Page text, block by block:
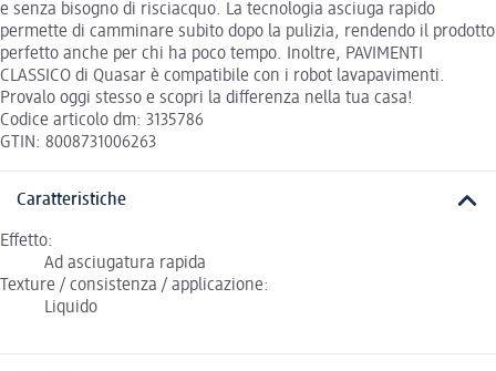
e senza bisogno di risciacquo. La tecnologia asciuga rapido
permette di camminare subito dopo la pulizia, rendendo il prodotto
perfetto anche per chi ha poco tempo. Inoltre, PAVIMENTI
CLASSICO di Quasar è compatibile con i robot lavapavimenti.
Provalo oggi stesso e scopri la differenza nella tua casa!
Codice articolo dm: 3135786
GTIN: 8008731006263
Caratteristiche
Effetto:
Ad asciugatura rapida
Texture / consistenza / applicazione:
Liquido